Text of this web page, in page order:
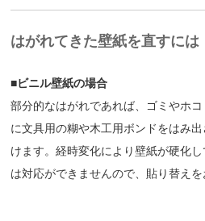
はがれてきた壁紙を直すには
■ビニル壁紙の場合
部分的なはがれであれば、ゴミやホ
に文具用の糊や木工用ボンドをはみ
けます。経時変化により壁紙が硬化
は対応ができませんので、貼り替えを